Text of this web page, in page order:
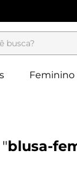
busca?
Feminino
blusa-